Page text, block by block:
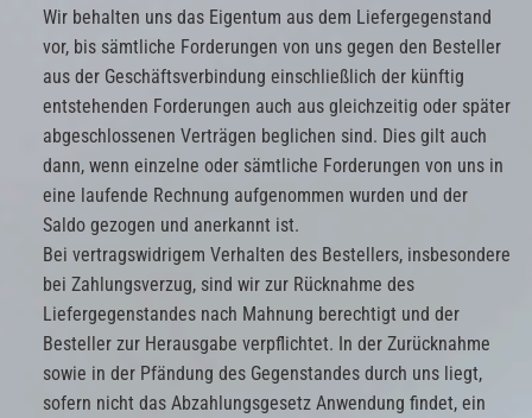
Wir behalten uns das Eigentum aus dem Liefergegenstand
vor, bis sämtliche Forderungen von uns gegen den Besteller
aus der Geschäftsverbindung einschließlich der künftig
entstehenden Forderungen auch aus gleichzeitig oder später
abgeschlossenen Verträgen beglichen sind. Dies gilt auch
dann, wenn einzelne oder sämtliche Forderungen von uns in
eine laufende Rechnung aufgenommen wurden und der
Saldo gezogen und anerkannt ist.
Bei vertragswidrigem Verhalten des Bestellers, insbesondere
bei Zahlungsverzug, sind wir zur Rücknahme des
Liefergegenstandes nach Mahnung berechtigt und der
Besteller zur Herausgabe verpflichtet. In der Zurücknahme
sowie in der Pfändung des Gegenstandes durch uns liegt,
sofern nicht das Abzahlungsgesetz Anwendung findet, ein